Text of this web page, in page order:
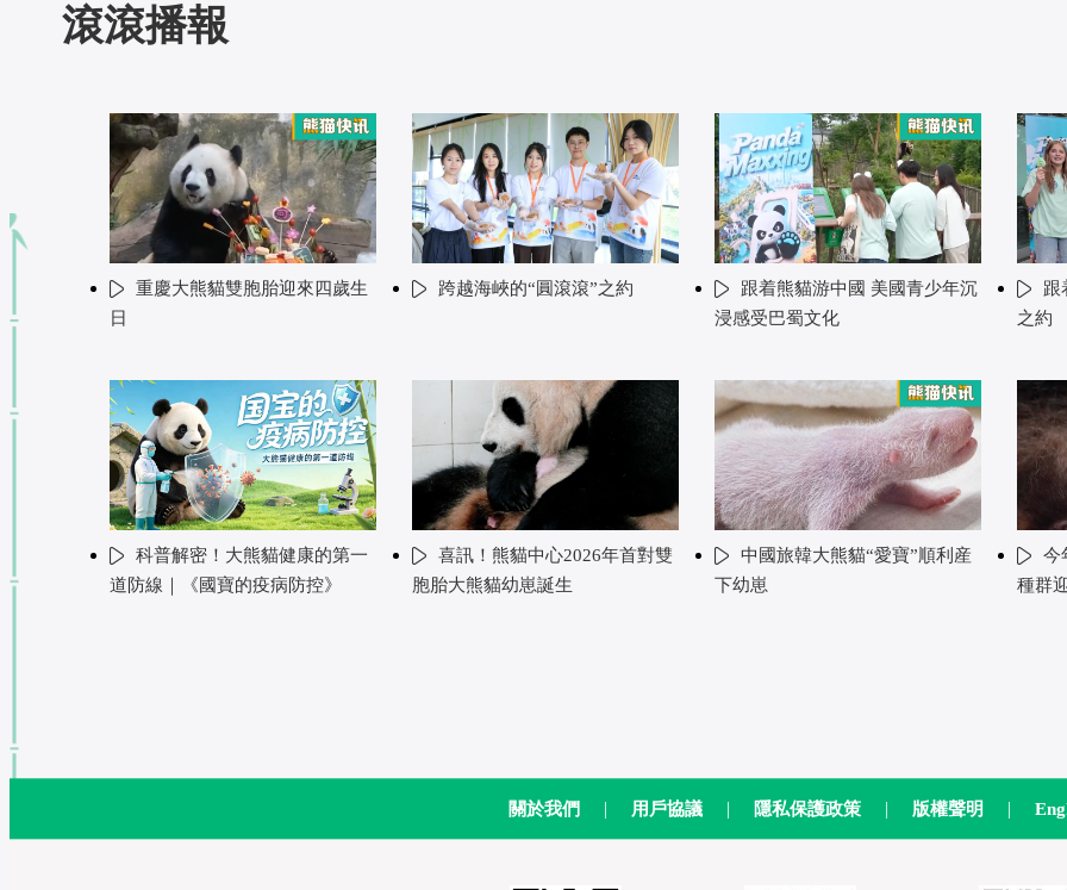
滾滾播報
重慶大熊貓雙胞胎迎來四歲生
日
跨越海峽的“圓滾滾”之約
跟着熊貓游中國 美國青少年沉
浸感受巴蜀文化
跟
之約
科普解密！大熊貓健康的第一
道防線｜《國寶的疫病防控》
喜訊！熊貓中心2026年首對雙
胞胎大熊貓幼崽誕生
中國旅韓大熊貓“愛寶”順利産
下幼崽
今
種群
關於我們 | 用戶協議 | 隱私保護政策 | 版權聲明 |